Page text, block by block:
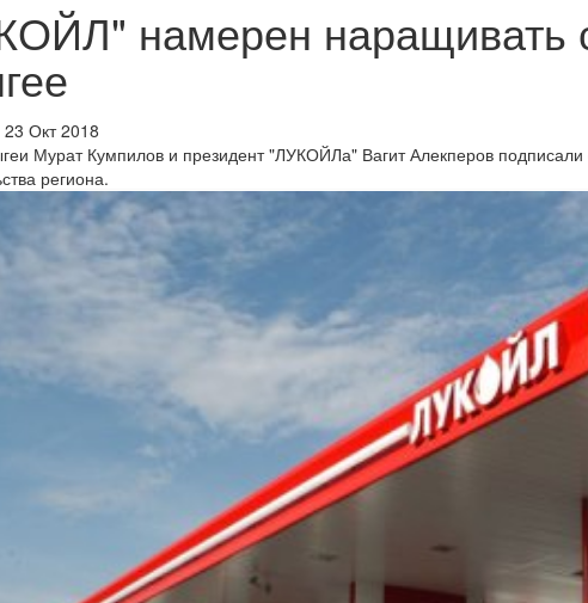
намерен наращивать
23 Окт 2018
Мурат Кумпилов и президент "ЛУКОЙЛа" Вагит Алекперов
региона.